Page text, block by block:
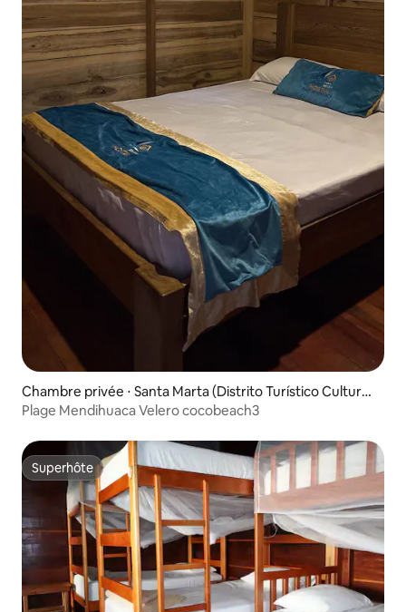
Chambre privée ⋅ Santa Marta (Distrito Turístico Cultural
E Histórico)
Plage Mendihuaca Velero cocobeach3
Superhôte
Superhôte